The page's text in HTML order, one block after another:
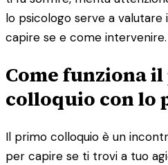
lo psicologo serve a valutare
capire se e come intervenire.
Come funziona
colloquio con lo
Il primo colloquio è un
per capire se ti trovi a tuo